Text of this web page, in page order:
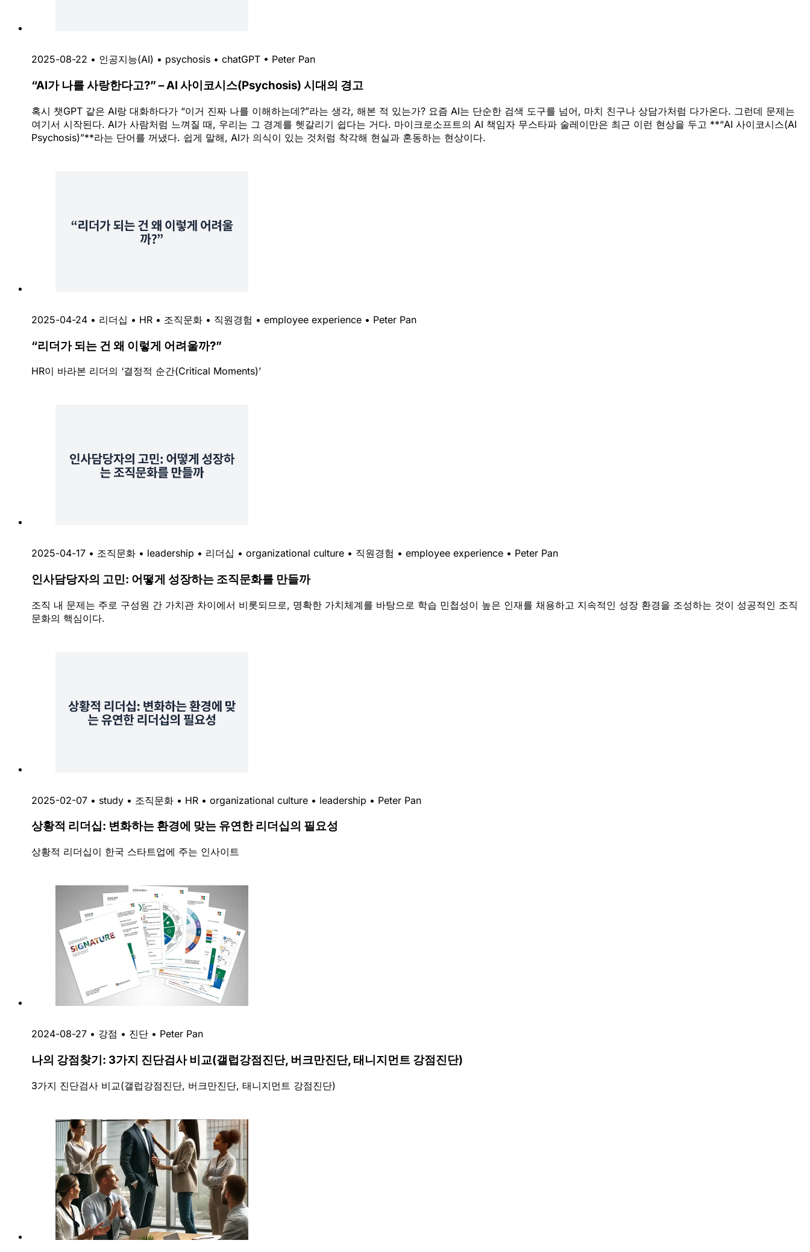
2025-08-22 • 인공지능(AI) • psychosis • chatGPT • Peter Pan
“AI가 나를 사랑한다고?” – AI 사이코시스(Psychosis) 시대의 경고
혹시 챗GPT 같은 AI랑 대화하다가 “이거 진짜 나를 이해하는데?”라는 생각, 해본 적 있는가? 요즘 AI는 단순한 검색 도구를 넘어, 마치 친구나 상담가처럼 다가온다. 그런데 문제는
여기서 시작된다. AI가 사람처럼 느껴질 때, 우리는 그 경계를 헷갈리기 쉽다는 거다. 마이크로소프트의 AI 책임자 무스타파 술레이만은 최근 이런 현상을 두고 **“AI 사이코시스(AI
Psychosis)”**라는 단어를 꺼냈다. 쉽게 말해, AI가 의식이 있는 것처럼 착각해 현실과 혼동하는 현상이다.
2025-04-24 • 리더십 • HR • 조직문화 • 직원경험 • employee experience • Peter Pan
“리더가 되는 건 왜 이렇게 어려울까?”
HR이 바라본 리더의 ‘결정적 순간(Critical Moments)’
2025-04-17 • 조직문화 • leadership • 리더십 • organizational culture • 직원경험 • employee experience • Peter Pan
인사담당자의 고민: 어떻게 성장하는 조직문화를 만들까
조직 내 문제는 주로 구성원 간 가치관 차이에서 비롯되므로, 명확한 가치체계를 바탕으로 학습 민첩성이 높은 인재를 채용하고 지속적인 성장 환경을 조성하는 것이 성공적인 조직
문화의 핵심이다.
2025-02-07 • study • 조직문화 • HR • organizational culture • leadership • Peter Pan
상황적 리더십: 변화하는 환경에 맞는 유연한 리더십의 필요성
상황적 리더십이 한국 스타트업에 주는 인사이트
2024-08-27 • 강점 • 진단 • Peter Pan
나의 강점찾기: 3가지 진단검사 비교(갤럽강점진단, 버크만진단, 태니지먼트 강점진단)
3가지 진단검사 비교(갤럽강점진단, 버크만진단, 태니지먼트 강점진단)